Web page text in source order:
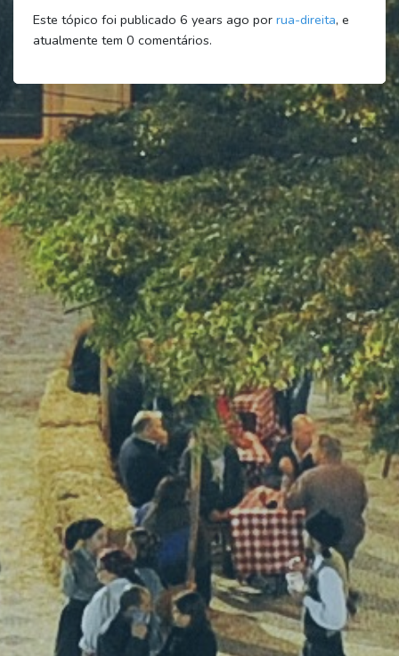
Este tópico foi publicado 6 years ago por rua-direita, e
atualmente tem 0 comentários.